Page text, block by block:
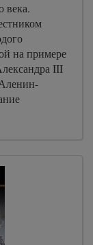
века.
на примере
III